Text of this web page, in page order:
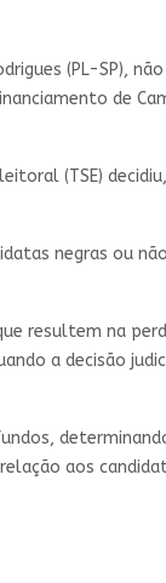
(PL-SP),
de
(TSE)
negras ou
resultem na
a decisão
aos